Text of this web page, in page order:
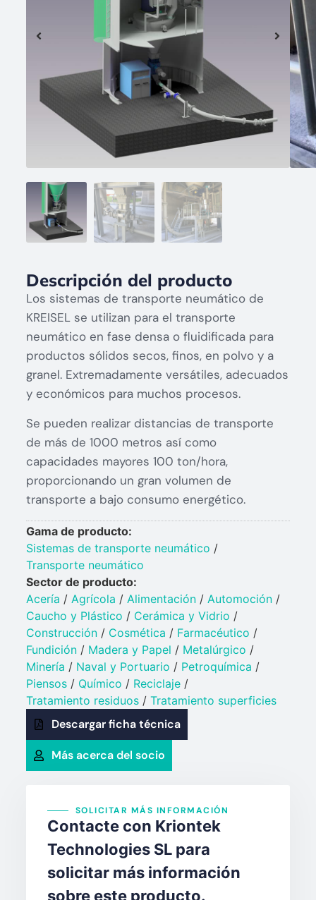
Descripción del producto
Los sistemas de transporte neumático de
KREISEL se utilizan para el transporte
neumático en fase densa o fluidificada para
productos sólidos secos, finos, en polvo y a
granel. Extremadamente versátiles, adecuados
y económicos para muchos procesos.
Se pueden realizar distancias de transporte
de más de 1000 metros así como
capacidades mayores 100 ton/hora,
proporcionando un gran volumen de
transporte a bajo consumo energético.
Gama de producto:
Sistemas de transporte neumático /
Transporte neumático
Sector de producto:
Acería / Agrícola / Alimentación/ Automoción/
Caucho y Plástico​ / Cerámica y Vidrio​ /
Construcción/ Cosmética / Farmacéutico /
Fundición/ Madera y Papel / Metalúrgico /
Minería / Naval y Portuario​ / Petroquímica​ /
Piensos/ Químico​ / Reciclaje/
Tratamiento residuos/ Tratamiento superficies
Descargar ficha técnica
Más acerca del socio
SOLICITAR MÁS INFORMACIÓN
Contacte con Kriontek
Technologies SL para
solicitar más información
sobre este producto.